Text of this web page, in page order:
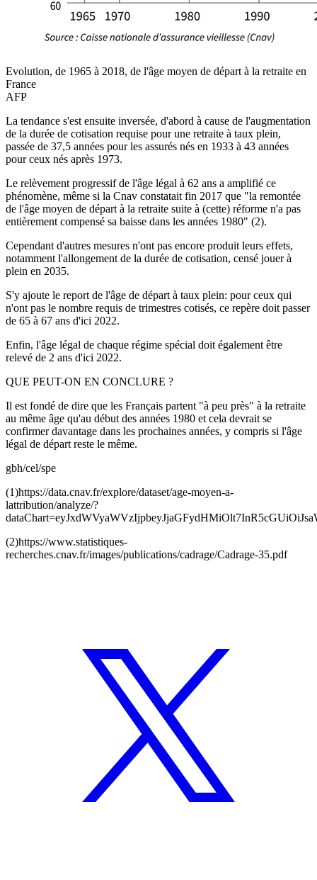
Evolution, de 1965 à 2018, de l'âge moyen de départ à la retraite en
France
AFP
La tendance s'est ensuite inversée, d'abord à cause de l'augmentation
de la durée de cotisation requise pour une retraite à taux plein,
passée de 37,5 années pour les assurés nés en 1933 à 43 années
pour ceux nés après 1973.
Le relèvement progressif de l'âge légal à 62 ans a amplifié ce
phénomène, même si la Cnav constatait fin 2017 que "la remontée
de l'âge moyen de départ à la retraite suite à (cette) réforme n'a pas
entièrement compensé sa baisse dans les années 1980" (2).
Cependant d'autres mesures n'ont pas encore produit leurs effets,
notamment l'allongement de la durée de cotisation, censé jouer à
plein en 2035.
S'y ajoute le report de l'âge de départ à taux plein: pour ceux qui
n'ont pas le nombre requis de trimestres cotisés, ce repère doit passer
de 65 à 67 ans d'ici 2022.
Enfin, l'âge légal de chaque régime spécial doit également être
relevé de 2 ans d'ici 2022.
QUE PEUT-ON EN CONCLURE ?
Il est fondé de dire que les Français partent "à peu près" à la retraite
au même âge qu'au début des années 1980 et cela devrait se
confirmer davantage dans les prochaines années, y compris si l'âge
légal de départ reste le même.
gbh/cel/spe
(1)https://data.cnav.fr/explore/dataset/age-moyen-a-
lattribution/analyze/?
(2)https://www.statistiques-
recherches.cnav.fr/images/publications/cadrage/Cadrage-35.pdf